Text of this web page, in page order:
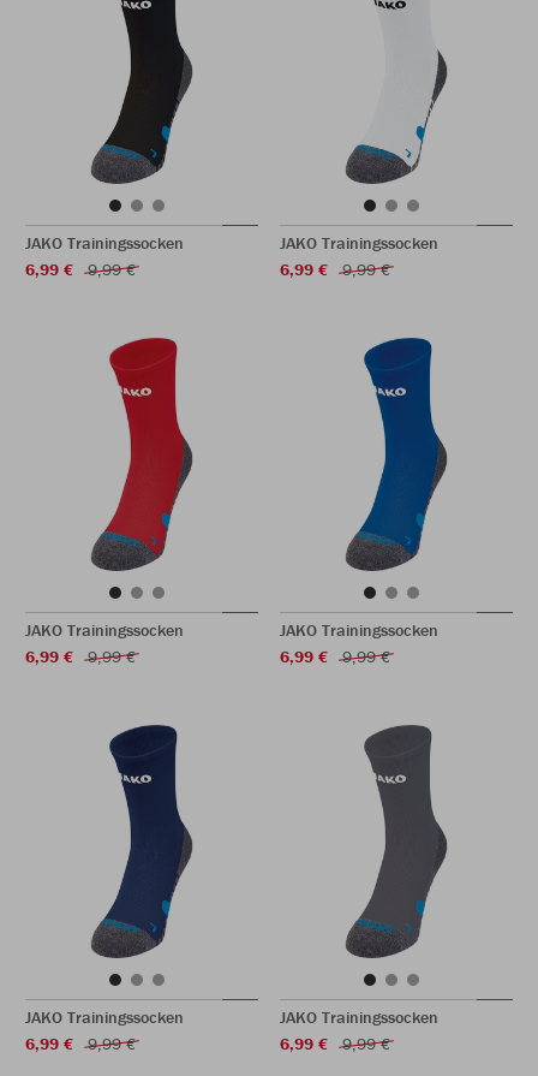
JAKO Trainingssocken
6,99 €
9,99 €
JAKO Trainingssocken
6,99 €
9,99 €
JAKO Trainingssocken
6,99 €
9,99 €
JAKO Trainingssocken
6,99 €
9,99 €
JAKO Trainingssocken
6,99 €
9,99 €
JAKO Trainingssocken
6,99 €
9,99 €